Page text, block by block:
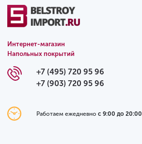
Интернет-магазин
Напольных покрытий
+7 (495) 720 95 96
+7 (903) 720 95 96
Работаем ежедневно с 9:00 до 20:00